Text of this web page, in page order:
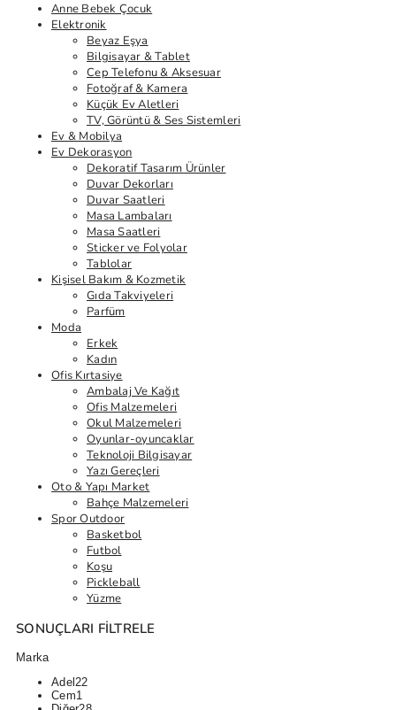
Anne Bebek Çocuk
Elektronik
Beyaz Eşya
Bilgisayar & Tablet
Cep Telefonu & Aksesuar
Fotoğraf & Kamera
Küçük Ev Aletleri
TV, Görüntü & Ses Sistemleri
Ev & Mobilya
Ev Dekorasyon
Dekoratif Tasarım Ürünler
Duvar Dekorları
Duvar Saatleri
Masa Lambaları
Masa Saatleri
Sticker ve Folyolar
Tablolar
Kişisel Bakım & Kozmetik
Gıda Takviyeleri
Parfüm
Moda
Erkek
Kadın
Ofis Kırtasiye
Ambalaj Ve Kağıt
Ofis Malzemeleri
Okul Malzemeleri
Oyunlar-oyuncaklar
Teknoloji Bilgisayar
Yazı Gereçleri
Oto & Yapı Market
Bahçe Malzemeleri
Spor Outdoor
Basketbol
Futbol
Koşu
Pickleball
Yüzme
SONUÇLARI FILTRELE
Marka
Adel22
Cem1